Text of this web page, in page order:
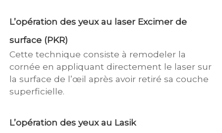
L’opération des yeux au laser Excimer de
surface (PKR)
Cette technique consiste à remodeler la
cornée en appliquant directement le laser sur
la surface de l’œil après avoir retiré sa couche
superficielle.
L’opération des yeux au Lasik